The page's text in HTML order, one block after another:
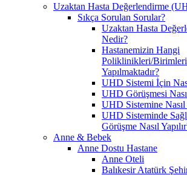
Uzaktan Hasta Değerlendirme
Sıkça Sorulan Sorular?
Uzaktan Hasta
Nedir?
Hastanemizin Hangi
Poliklinikleri/Birimleri
Yapılmaktadır?
UHD Sistemi İçin
UHD Görüşmesi
UHD Sistemine Nasıl
UHD Sisteminde
Görüşme Nasıl
Anne & Bebek
Anne Dostu Hastane
Anne Oteli
Balıkesir Atatürk